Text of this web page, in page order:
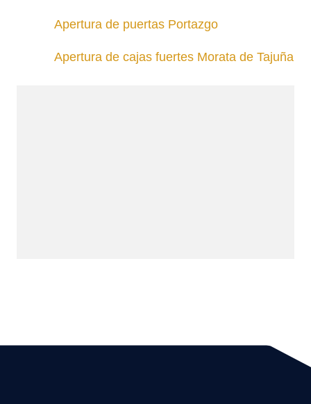
Apertura de puertas Portazgo
Apertura de cajas fuertes Morata de Tajuña